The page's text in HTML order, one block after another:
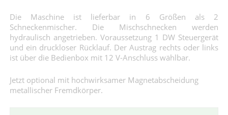
Die Maschine ist lieferbar in 6 Größen als 2
Schneckenmischer. Die Mischschnecken werden
hydraulisch angetrieben. Voraussetzung 1 DW Steuergerät
und ein druckloser Rücklauf. Der Austrag rechts oder links
ist über die Bedienbox mit 12 V-Anschluss wählbar.
Jetzt optional mit hochwirksamer Magnetabscheidung
metallischer Fremdkörper.